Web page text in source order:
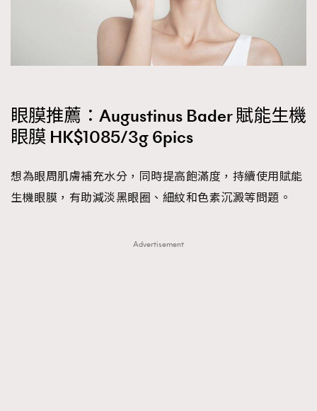
眼膜推薦：Augustinus Bader 賦能生機
眼膜 HK$1085/3g 6pics
想為眼周肌膚補充水分，同時提高飽滿度，持續使用賦能
生機眼膜，有助減淡黑眼圈、細紋和色素沉澱等問題。
Advertisement